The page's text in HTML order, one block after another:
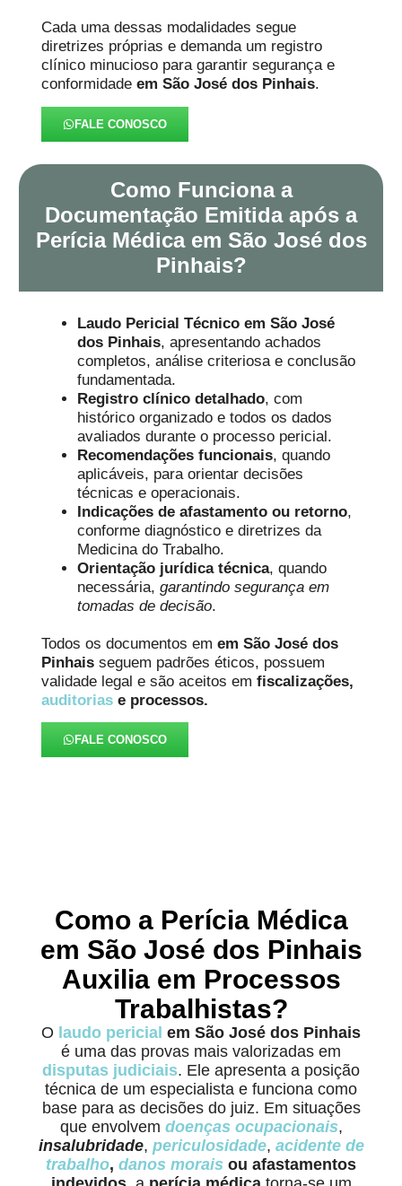
Cada uma dessas modalidades segue
diretrizes próprias e demanda um registro
clínico minucioso para garantir segurança e
conformidadeem São José dos Pinhais.
FALE CONOSCO
Como Funciona a
Documentação Emitida após a
Perícia Médica em São José dos
Pinhais?
Laudo Pericial Técnico em São José
dos Pinhais, apresentando achados
completos, análise criteriosa e conclusão
fundamentada.
Registro clínico detalhado, com
histórico organizado e todos os dados
avaliados durante o processo pericial.
Recomendações funcionais, quando
aplicáveis, para orientar decisões
técnicas e operacionais.
Indicações de afastamento ou retorno,
conforme diagnóstico e diretrizes da
Medicina do Trabalho.
Orientação jurídica técnica, quando
necessária,garantindo segurança em
tomadas de decisão.
Todos os documentos emem São José dos
Pinhais seguem padrões éticos, possuem
validade legal e são aceitos emfiscalizações,
auditorias e processos.
FALE CONOSCO
Como a Perícia Médica
em São José dos Pinhais
Auxilia em Processos
Trabalhistas?
O laudo pericial em São José dos Pinhais
é uma das provas mais valorizadas em
disputas judiciais. Ele apresenta a posição
técnica de um especialista e funciona como
base para as decisões do juiz. Em situações
que envolvem doenças ocupacionais,
insalubridade, periculosidade, acidente de
trabalho, danos morais ou afastamentos